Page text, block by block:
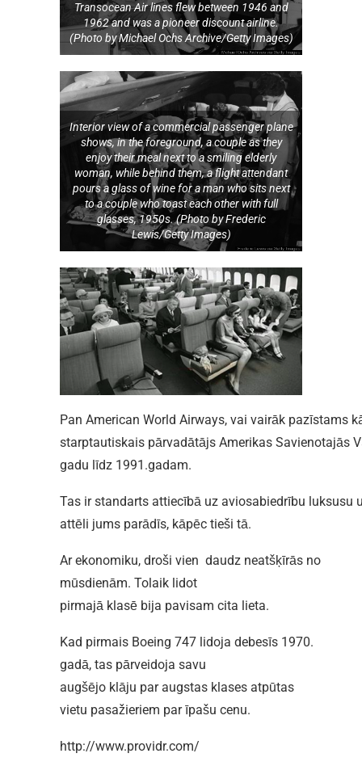
Transocean Air lines flew between 1946 and
1962 and was a pioneer discount airline.
(Photo by Michael Ochs Archive/Getty Images)
Interior view of a commercial passenger plane
shows, in the foreground, a couple as they
enjoy their meal next to a smiling elderly
woman, while behind them, a flight attendant
pours a glass of wine for a man who sits next
to a couple who toast each other with full
glasses, 1950s. (Photo by Frederic
Lewis/Getty Images)
Pan American World Airways, vai vairāk pazīstams
starptautiskais pārvadātājs Amerikas Savienotajās
gadu līdz 1991.gadam.
Tas ir standarts attiecībā uz aviosabiedrību luksusu
attēli jums parādīs, kāpēc tieši tā.
Ar ekonomiku, droši vien daudz neatšķīrās no
mūsdienām. Tolaik lidot
pirmajā klasē bija pavisam cita lieta.
Kad pirmais Boeing 747 lidoja debesīs 1970.
gadā, tas pārveidoja savu
augšējo klāju par augstas klases atpūtas
vietu pasažieriem par īpašu cenu.
http://www.providr.com/